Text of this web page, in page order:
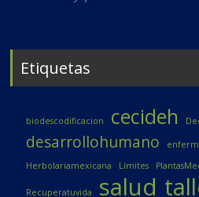
Etiquetas
biodescodificacion cecideh
desarrollohumano
Herbolariamexicana
Límites
Recuperatuvida salud